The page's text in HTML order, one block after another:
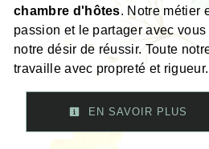
chambre d'hôtes. Notre métier
passion et le partager avec
notre désir de réussir. Toute
travaille avec propreté et rigueur.
EN SAVOIR PLUS